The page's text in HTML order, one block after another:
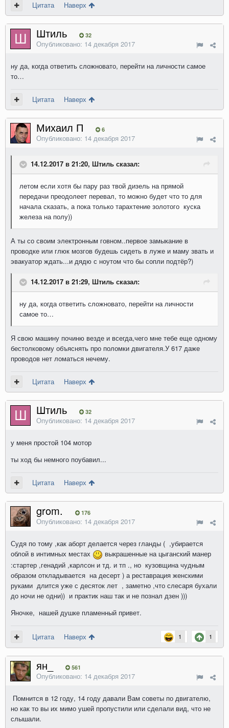
Цитата Наверх
Штиль 32
Опубликовано: 14 декабря 2017
ну да, когда ответить сложновато, перейти на личности самое
то…
Цитата Наверх
Михаил П 6
Опубликовано: 14 декабря 2017
14.12.2017 в 21:20, Штиль сказал:
летом если хотя бы пару раз твой дизель на прямой
передачи преодолеет перевал, то можно будет что то для
начала сказать, а пока только тарахтение золотого куска
железа на полу))
А ты со своим электронным говном..первое замыкание в
проводке или глюк мозгов будешь сидеть в луже и маму звать и
эвакуатор ждать...и дядю с ноутом что бы сопли подтёр?)
14.12.2017 в 21:29, Штиль сказал:
ну да, когда ответить сложновато, перейти на личности
самое то…
Я свою машину починю везде и всегда,чего мне тебе еще одному
бестолковому объяснять про поломки двигателя.У 617 даже
проводов нет ломаться нечему.
Цитата Наверх
Штиль 32
Опубликовано: 14 декабря 2017
у меня простой 104 мотор
ты ход бы немного поубавил...
Цитата Наверх
grom. 176
Опубликовано: 14 декабря 2017
Судя по тому ,как аборт делается через гланды ( ,убирается
облой в интимных местах
выкрашенные на цыганский манер
:стартер ,генадий ,карлсон и тд. и тп ., но кузовщина чудным
образом откладывается на десерт ) а реставрация женскими
руками длится уже с десяток лет , заметно ,что слесаря бухали
до ночи не одни)) и практик наш так и не познал дзен )))
Яночке, нашей душке пламенный привет.
1 1
Цитата Наверх
ян_ 561
Опубликовано: 14 декабря 2017
Помнится в 12 году, 14 году давали Вам советы по двигателю,
но как то вы их мимо ушей пропустили или сделали вид, что не
слышали.